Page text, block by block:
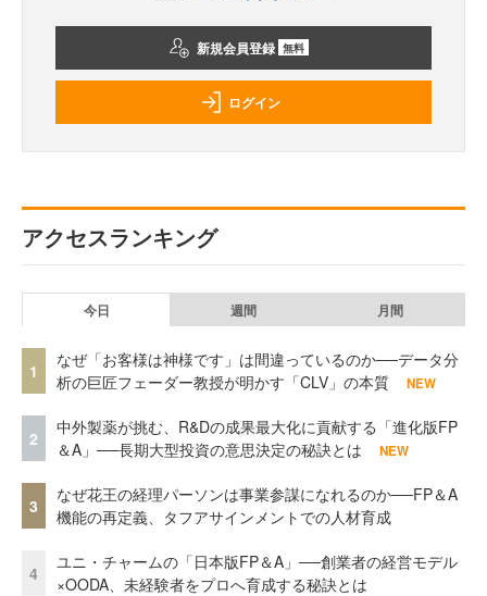
新規会員登録 無料
ログイン
アクセスランキング
今日 週間 月間
1
なぜ「お客様は神様です」は間違っているのか──データ分
析の巨匠フェーダー教授が明かす「CLV」の本質
NEW
2
中外製薬が挑む、R&Dの成果最大化に貢献する「進化版FP
＆A」──長期大型投資の意思決定の秘訣とは
NEW
3
なぜ花王の経理パーソンは事業参謀になれるのか──FP＆A
機能の再定義、タフアサインメントでの人材育成
4
ユニ・チャームの「日本版FP＆A」──創業者の経営モデル
×OODA、未経験者をプロへ育成する秘訣とは